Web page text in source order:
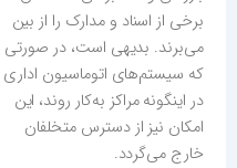
برخی از اسناد و مدارک را از بین
می‌برند. بدیهی است، در صورتی
که سیستم‌های اتوماسیون اداری
در اینگونه مراکز به‌کار روند، این
امکان نیز از دسترس متخلفان
خارج می‌گردد.